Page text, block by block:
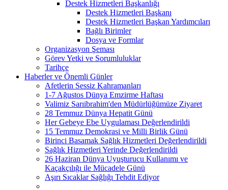
Destek Hizmetleri Başkanlığı
Destek Hizmetleri Başkanı
Destek Hizmetleri Başkan Yardımcıları
Bağlı Birimler
Dosya ve Formlar
Organizasyon Şeması
Görev Yetki ve Sorumluluklar
Tarihçe
Haberler ve Önemli Günler
Afetlerin Sessiz Kahramanları
1-7 Ağustos Dünya Emzirme Haftası
Valimiz Sarıibrahim'den Müdürlüğümüze Ziyaret
28 Temmuz Dünya Hepatit Günü
Her Gebeye Ebe Uygulaması Değerlendirildi
15 Temmuz Demokrasi ve Milli Birlik Günü
Birinci Basamak Sağlık Hizmetleri Değerlendirildi
Sağlık Hizmetleri Yerinde Değerlendirildi
26 Haziran Dünya Uyuşturucu Kullanımı ve
Kaçakçılığı ile Mücadele Günü
Aşırı Sıcaklar Sağlığı Tehdit Ediyor